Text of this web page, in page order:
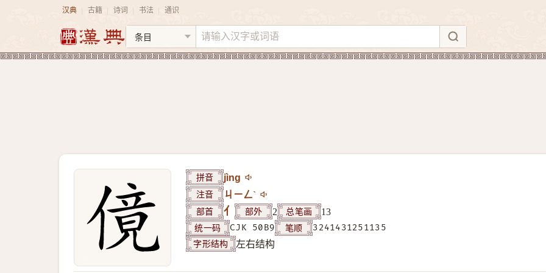
汉典 古籍 诗词 书法 通识
拼音 jìng
注音 ㄐㄧㄥˋ
部首 亻 部外 2 总笔画 13
统一码 CJK 50B9 笔顺 3241431251135
字形结构 左右结构